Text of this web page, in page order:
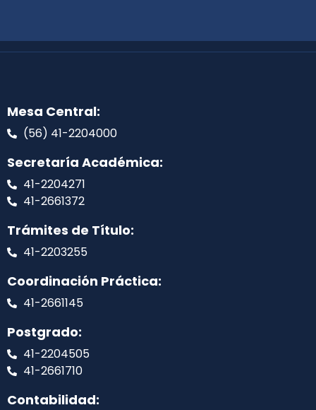
Mesa Central:
(56) 41-2204000
Secretaría Académica:
41-2204271
41-2661372
Trámites de Título:
41-2203255
Coordinación Práctica:
41-2661145
Postgrado:
41-2204505
41-2661710
Contabilidad: